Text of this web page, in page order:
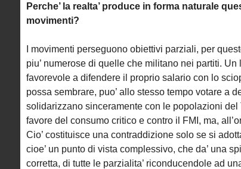
Perche’ la realta’ produce in forma naturale
movimenti?
I movimenti perseguono obiettivi parziali, per
piu’ numerose di quelle che militano nei partiti.
favorevole a difendere il proprio salario con lo
possa sembrare, puo’ allo stesso tempo votare a
solidarizzano sinceramente con le popolazioni
favore del consumo critico e contro il FMI, ma,
Cio’ costituisce una contraddizione solo se si
cioe’ un punto di vista complessivo, che da’ una
corretta, di tutte le parzialita’ riconducendole ad